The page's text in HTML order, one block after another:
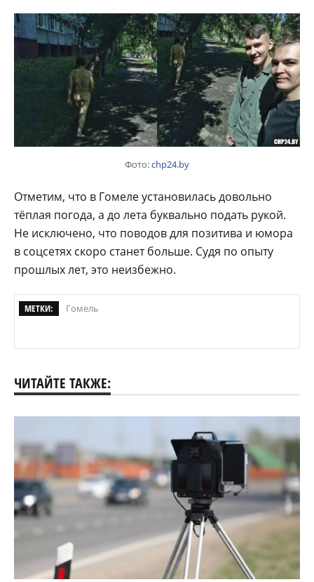
Фото:chp24.by
Отметим, что в Гомеле установилась довольно
тёплая погода, а до лета буквально подать рукой.
Не исключено, что поводов для позитива и юмора
в соцсетях скоро станет больше. Судя по опыту
прошлых лет, это неизбежно.
МЕТКИ: Гомель
ЧИТАЙТЕ ТАКЖЕ: